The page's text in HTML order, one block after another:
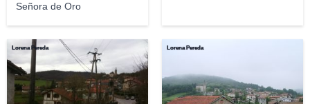
Señora de Oro
Lorena Pereda Lorena Pereda